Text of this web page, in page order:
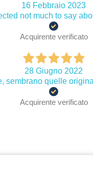
16 Febbraio 2023
not much to say
Acquirente verificato
28 Giugno 2022
sembrano quelle
Acquirente verificato